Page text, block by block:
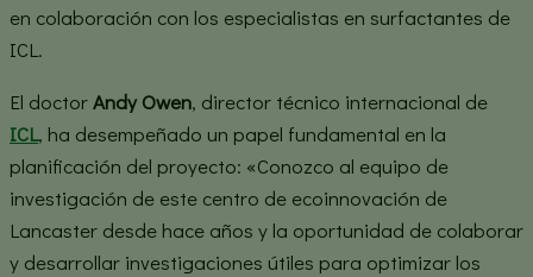
en colaboración con los especialistas en surfactantes de
ICL.
El doctorAndy Owen, director técnico internacional de
ICL, ha desempeñado un papel fundamental en la
planificación del proyecto: «Conozco al equipo de
investigación de este centro de ecoinnovación de
Lancaster desde hace años y la oportunidad de colaborar
y desarrollar investigaciones útiles para optimizar los